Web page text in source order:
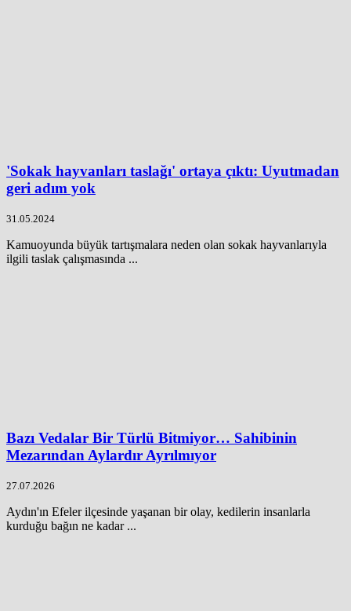
'Sokak hayvanları taslağı' ortaya çıktı: Uyutmadan
geri adım yok
31.05.2024
Kamuoyunda büyük tartışmalara neden olan sokak hayvanlarıyla
ilgili taslak çalışmasında ...
Bazı Vedalar Bir Türlü Bitmiyor… Sahibinin
Mezarından Aylardır Ayrılmıyor
27.07.2026
Aydın'ın Efeler ilçesinde yaşanan bir olay, kedilerin insanlarla
kurduğu bağın ne kadar ...